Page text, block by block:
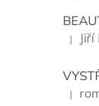
|
|